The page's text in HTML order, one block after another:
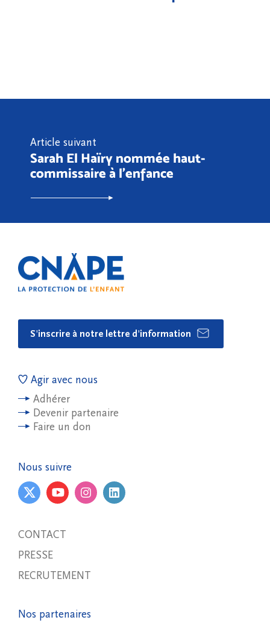
Article suivant
Sarah El Haïry nommée haut-
commissaire à l’enfance
S'inscrire à notre lettre d'information
Agir avec nous
Adhérer
Devenir partenaire
Faire un don
Nous suivre
CONTACT
PRESSE
RECRUTEMENT
Nos partenaires